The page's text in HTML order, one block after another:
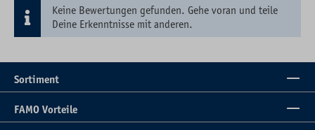
Keine Bewertungen gefunden. Gehe voran und teile
Deine Erkenntnisse mit anderen.
Sortiment
FAMO Vorteile